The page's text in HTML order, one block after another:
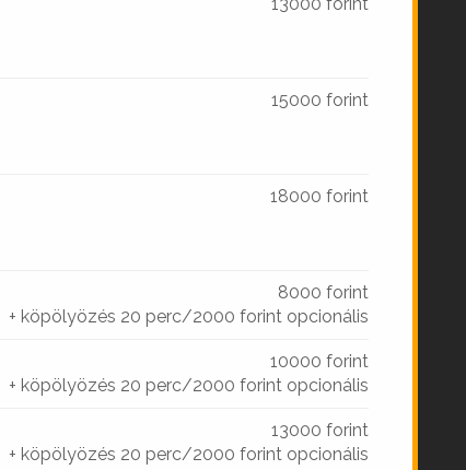
15000 forint
18000 forint
8000 forint
+ köpölyözés 20 perc/2000 forint opcionális
10000 forint
+ köpölyözés 20 perc/2000 forint opcionális
13000 forint
+ köpölyözés 20 perc/2000 forint opcionális